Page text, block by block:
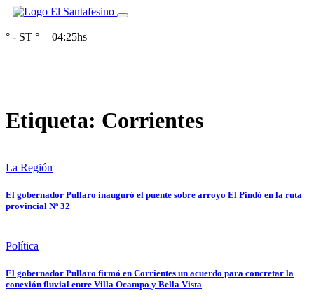
° - ST ° | | 04:25hs
Etiqueta: Corrientes
La Región
El gobernador Pullaro inauguró el puente sobre arroyo El Pindó en la ruta
provincial Nº 32
Política
El gobernador Pullaro firmó en Corrientes un acuerdo para concretar la
conexión fluvial entre Villa Ocampo y Bella Vista